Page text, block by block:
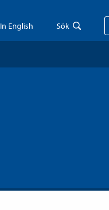
In English Sök